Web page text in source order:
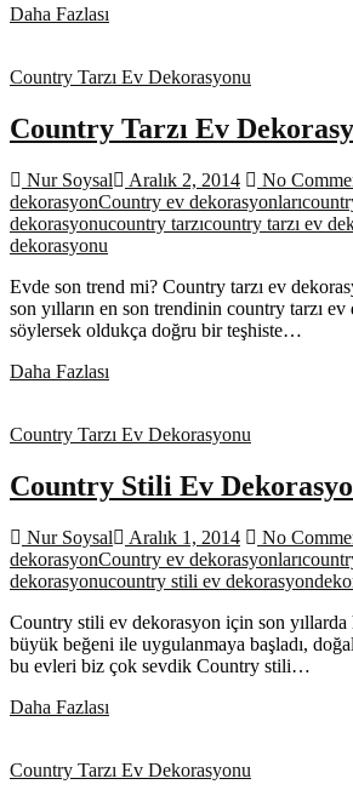
Daha Fazlası
Country Tarzı Ev Dekorasyonu
Country Tarzı Ev
Nur Soysal Aralık 2, 2014 No
dekorasyonCountry ev dekorasyonları
dekorasyonucountry tarzıcountry tarzı ev
dekorasyonu
Evde son trend mi? Country tarzı ev
son yılların en son trendinin country tarzı
söylersek oldukça doğru bir teşhiste…
Daha Fazlası
Dekorasyonu
Country Tarzı Ev Dekorasyonu
Country Stili Ev
Nur Soysal Aralık 1, 2014 No
dekorasyonCountry ev dekorasyonları
dekorasyonucountry stili ev dekorasyon
Country stili ev dekorasyon için son yıllarda
büyük beğeni ile uygulanmaya başladı,
bu evleri biz çok sevdik Country stili…
Daha Fazlası
Dekorasyon
Country Tarzı Ev Dekorasyonu